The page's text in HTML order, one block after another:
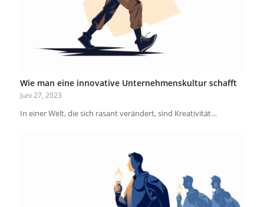
Wie man eine innovative Unternehmenskultur schafft
Juni 27, 2023
In einer Welt, die sich rasant verändert, sind Kreativität…